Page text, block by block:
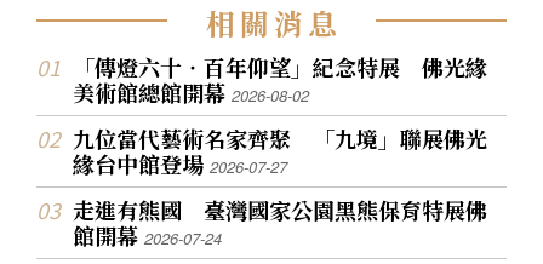
相關消息
「傳燈六十‧百年仰望」紀念特展 佛光緣
美術館總館開幕2026-08-02
九位當代藝術名家齊聚 「九境」聯展佛光
緣台中館登場2026-07-27
走進有熊國 臺灣國家公園黑熊保育特展佛
館開幕2026-07-24